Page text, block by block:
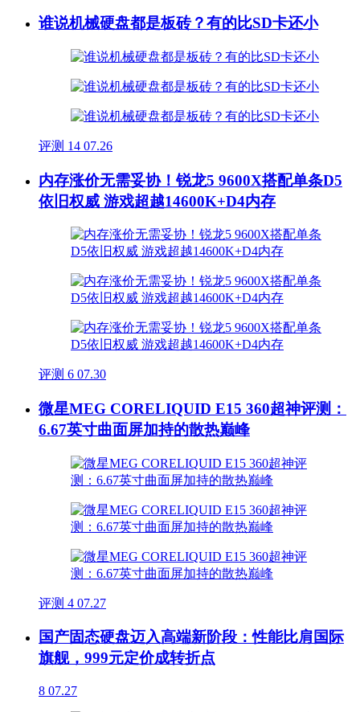
谁说机械硬盘都是板砖？有的比SD卡还小
评测 14 07.26
内存涨价无需妥协！锐龙5 9600X搭配单条D5
依旧权威 游戏超越14600K+D4内存
评测 6 07.30
微星MEG CORELIQUID E15 360超神评测：
6.67英寸曲面屏加持的散热巅峰
评测 4 07.27
国产固态硬盘迈入高端新阶段：性能比肩国际
旗舰，999元定价成转折点
8 07.27